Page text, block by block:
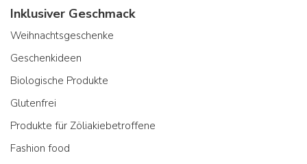
Inklusiver Geschmack
Weihnachtsgeschenke
Geschenkideen
Biologische Produkte
Glutenfrei
Produkte für Zöliakiebetroffene
Fashion food